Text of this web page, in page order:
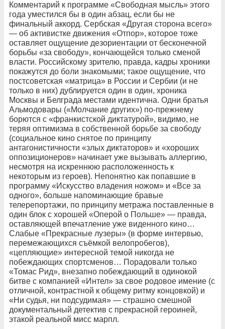
Комментарий к программе «Свободная мысль» этого
года уместился бы в один абзац, если бы не
финальный аккорд. Сербская «Другая сторона всего»
— об активистке движения «Отпор», которое тоже
оставляет ощущение дезориентации от бесконечной
борьбы «за свободу», кончающейся только сменой
власти. Российскому зрителю, правда, кадры хроники
покажутся до боли знакомыми; такое ощущение, что
постсоветская «матрица» в России и Сербии (и не
только в них) дублируется один в один, хроника
Москвы и Белграда местами идентична. Одни братья
Альмодовары («Молчание других») по-прежнему
борются с «франкистской диктатурой», видимо, не
теряя оптимизма в собственной борьбе за свободу
(социальное кино снятое по принципу
антагонистичности «злых диктаторов» и «хороших
оппозиционеров» начинает уже вызывать аллергию,
несмотря на искреннюю расположенность к
некоторым из героев). Непонятно как попавшие в
программу «Искусство владения ножом» и «Все за
одного», больше напоминающие бравые
телерепортажи, по принципу метража поставленные в
один блок с хорошей «Оперой о Польше» — правда,
оставляющей впечатление уже виденного кино…
Слабые «Прекрасные лузеры» (в форме интервью,
перемежающихся съёмкой велопробегов),
«цепляющие» интересной темой никогда не
побеждающих спортсменов… Порадовали только
«Томас Рид», внезапно побеждающий в одинокой
битве с компанией «Интел» за свое родовое имение (с
отличной, контрастной к общему ритму концовкой) и
«Ни судья, ни подсудимая» — страшно смешной
документальный детектив с прекрасной героиней,
этакой реальной мисс марпл.